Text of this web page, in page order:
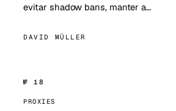
evitar shadow bans, manter a…
DAVID MÜLLER
№ 18
PROXIES